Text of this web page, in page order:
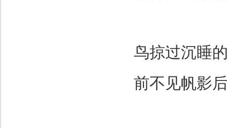
鸟掠过沉睡
前不见帆影